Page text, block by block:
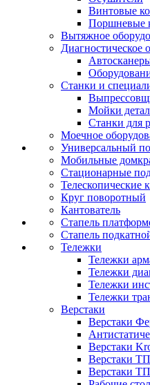
Винтовые
Поршневые
Вытяжное
Диагностическое
Станки и
Мойки
Станки для
Моечное
Универсальный
Мобильные
Стационарные
Телескопические
Круг поворотный
Кантователь
Стапель
Стапель
Тележки
Тележки
Тележки
Тележки
Тележки
Верстаки
Верстаки
Верстаки
Верстаки
Верстаки